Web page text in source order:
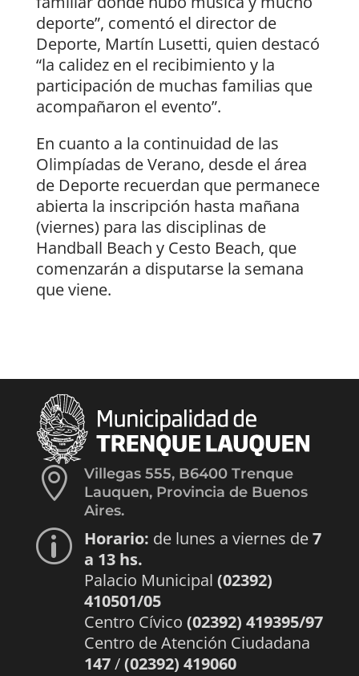
deporte”, comentó el director de
Deporte, Martín Lusetti, quien destacó
“la calidez en el recibimiento y la
participación de muchas familias que
acompañaron el evento”.
En cuanto a la continuidad de las
Olimpíadas de Verano, desde el área
de Deporte recuerdan que permanece
abierta la inscripción hasta mañana
(viernes) para las disciplinas de
Handball Beach y Cesto Beach, que
comenzarán a disputarse la semana
que viene.

Villegas 555, B6400 Trenque
Lauquen, Provincia de Buenos
Aires.
p Horario: de lunes a viernes de7
a 13 hs.
Palacio Municipal (02392)
410501/05
Centro Cívico (02392) 419395/97
Centro de Atención Ciudadana
147/(02392) 419060